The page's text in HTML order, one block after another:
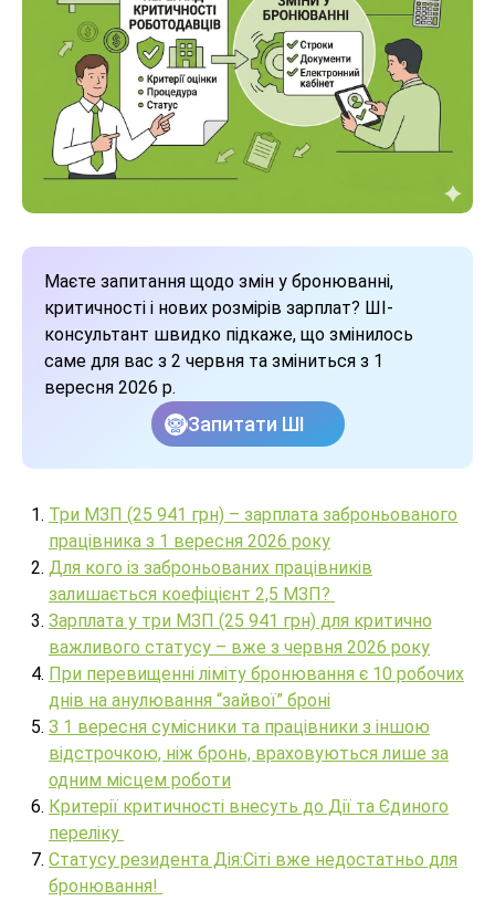
Маєте запитання щодо змін у бронюванні,
критичності і нових розмірів зарплат? ШІ-
консультант швидко підкаже, що змінилось
саме для вас з 2 червня та зміниться з 1
вересня 2026 р.
Запитати ШІ
Три МЗП (25 941 грн) – зарплата заброньованого
працівника з 1 вересня 2026 року
Для кого із заброньованих працівників
залишається коефіцієнт 2,5 МЗП?
Зарплата у три МЗП (25 941 грн) для критично
важливого статусу – вже з червня 2026 року
При перевищенні ліміту бронювання є 10 робочих
днів на анулювання “зайвої” броні
З 1 вересня сумісники та працівники з іншою
відстрочкою, ніж бронь, враховуються лише за
одним місцем роботи
Критерії критичності внесуть до Дії та Єдиного
переліку
Статусу резидента Дія:Сіті вже недостатньо для
бронювання!